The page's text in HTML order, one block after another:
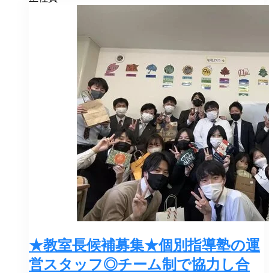
★教室長候補募集★個別指導塾の運
営スタッフ◎チーム制で協力し合